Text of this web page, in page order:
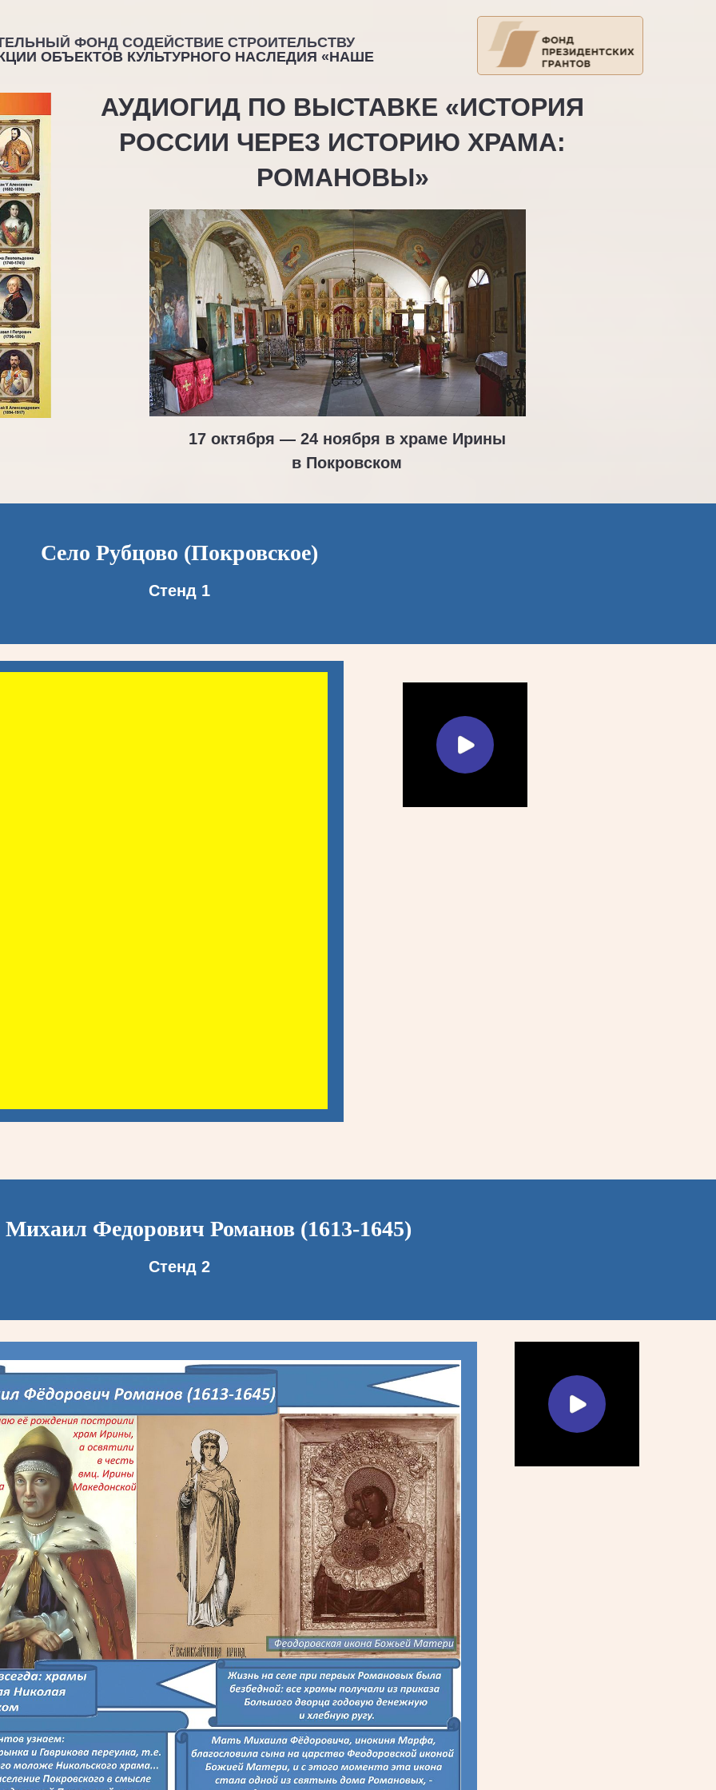
ФОНД СОДЕЙСТВИЕ СТРОИТЕЛЬСТВУ
ОБЪЕКТОВ КУЛЬТУРНОГО НАСЛЕДИЯ «НАШЕ
17 октября — 24 ноября в храме Ирины
в Покровском
АУДИОГИД ПО ВЫСТАВКЕ «ИСТОРИЯ
РОССИИ ЧЕРЕЗ ИСТОРИЮ ХРАМА:
РОМАНОВЫ»
Село Рубцово (Покровское)
Стенд 1
Федорович Романов (1613-1645)
Стенд 2